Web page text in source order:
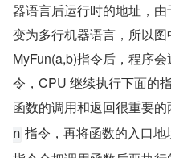
器语言后运行时的地址，
变为多行机器语言，所以
MyFun(a,b)指令后，程序
令，CPU 继续执行下面的指
函数的调用和返回很重要
n 指令，再将函数的入口